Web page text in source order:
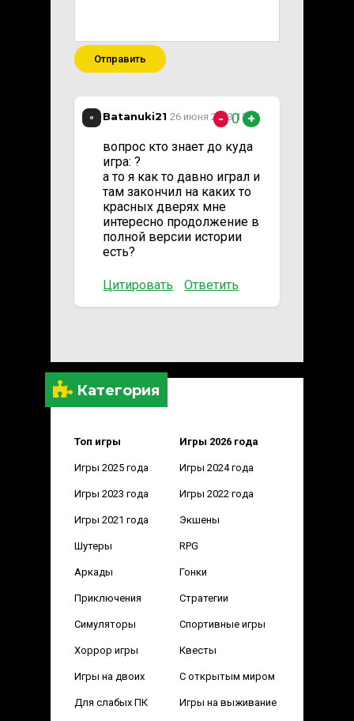
Категория
Топ игры Игры 2026 года
Игры 2025 года Игры 2024 года
Игры 2023 года Игры 2022 года
Игры 2021 года Экшены
Шутеры RPG
Аркады Гонки
Приключения Стратегии
Симуляторы Спортивные игры
Хоррор игры Квесты
Игры на двоих С открытым миром
Для слабых ПК Игры на выживание
Отправить
Batanuki21 26 июня 2023 11:23
вопрос кто знает до куда
игра: ?
а то я как то давно играл и
там закончил на каких то
красных дверях мне
интересно продолжение в
полной версии истории
есть?
Цитировать Ответить
- 0 +